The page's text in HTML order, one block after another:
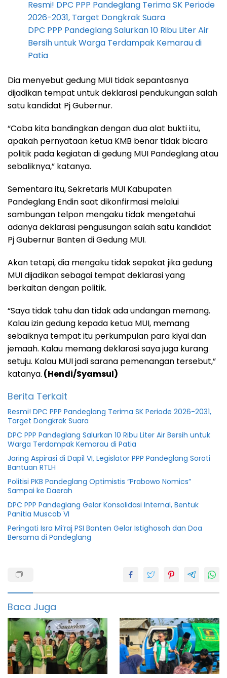
Resmi! DPC PPP Pandeglang Terima SK Periode
2026-2031, Target Dongkrak Suara
DPC PPP Pandeglang Salurkan 10 Ribu Liter Air
Bersih untuk Warga Terdampak Kemarau di
Patia
Dia menyebut gedung MUI tidak sepantasnya
dijadikan tempat untuk deklarasi pendukungan salah
satu kandidat Pj Gubernur.
“Coba kita bandingkan dengan dua alat bukti itu,
apakah pernyataan ketua KMB benar tidak bicara
politik pada kegiatan di gedung MUI Pandeglang atau
sebaliknya,” katanya.
Sementara itu, Sekretaris MUI Kabupaten
Pandeglang Endin saat dikonfirmasi melalui
sambungan telpon mengaku tidak mengetahui
adanya deklarasi pengusungan salah satu kandidat
Pj Gubernur Banten di Gedung MUI.
Akan tetapi, dia mengaku tidak sepakat jika gedung
MUI dijadikan sebagai tempat deklarasi yang
berkaitan dengan politik.
“Saya tidak tahu dan tidak ada undangan memang.
Kalau izin gedung kepada ketua MUI, memang
sebaiknya tempat itu perkumpulan para kiyai dan
jemaah. Kalau memang deklarasi saya juga kurang
setuju. Kalau MUI jadi sarana pemenangan tersebut,”
katanya. (Hendi/Syamsul)
Berita Terkait
Resmi! DPC PPP Pandeglang Terima SK Periode 2026-2031,
Target Dongkrak Suara
DPC PPP Pandeglang Salurkan 10 Ribu Liter Air Bersih untuk
Warga Terdampak Kemarau di Patia
Jaring Aspirasi di Dapil VI, Legislator PPP Pandeglang Soroti
Bantuan RTLH
Politisi PKB Pandeglang Optimistis “Prabowo Nomics”
Sampai ke Daerah
DPC PPP Pandeglang Gelar Konsolidasi Internal, Bentuk
Panitia Muscab VI
Peringati Isra Mi’raj PSI Banten Gelar Istighosah dan Doa
Bersama di Pandeglang
Pj
Mui
Pandeglang
Pj
gubernur
Baca Juga